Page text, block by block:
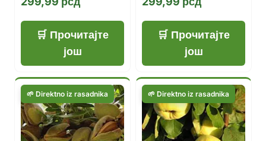
Прочитајте
још
Прочитајте
још